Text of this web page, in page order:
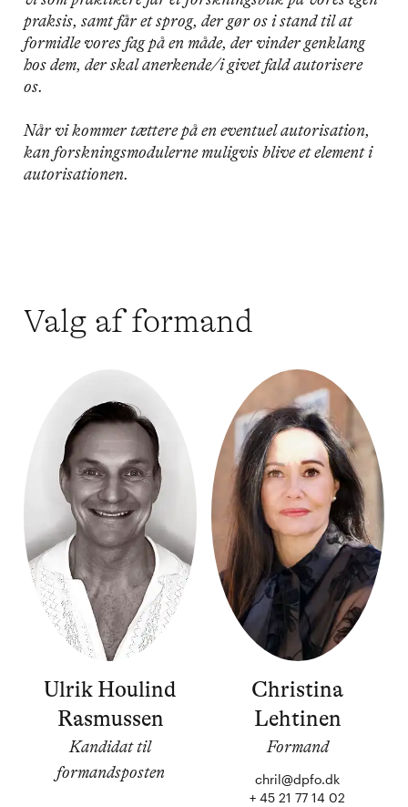
praksis, samt får et sprog, der gør os i stand til at
formidle vores fag på en måde, der vinder genklang
hos dem, der skal anerkende/i givet fald autorisere
os.
Når vi kommer tættere på en eventuel autorisation,
kan forskningsmodulerne muligvis blive et element i
autorisationen.
Valg af formand
Ulrik Houlind
Rasmussen
Kandidat til
formandsposten
Christina
Lehtinen
Formand
chril@dpfo.dk
+ 45 21 77 14 02